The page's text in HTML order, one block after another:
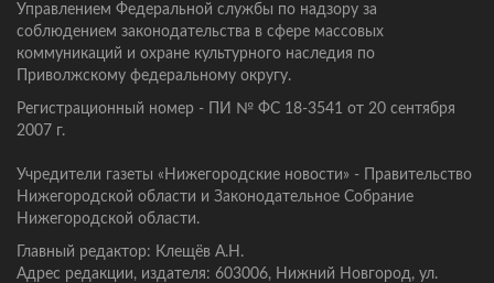
Управлением Федеральной службы по надзору за
соблюдением законодательства в сфере массовых
коммуникаций и охране культурного наследия по
Приволжскому федеральному округу.
Регистрационный номер - ПИ № ФС 18-3541 от 20 сентября
2007 г.
Учредители газеты «Нижегородские новости» - Правительство
Нижегородской области и Законодательное Собрание
Нижегородской области.
Главный редактор: Клещёв А.Н.
Адрес редакции, издателя: 603006, Нижний Новгород, ул.